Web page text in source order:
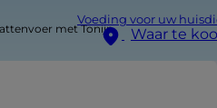
Voeding voor uw
Waar te
met Tonijn